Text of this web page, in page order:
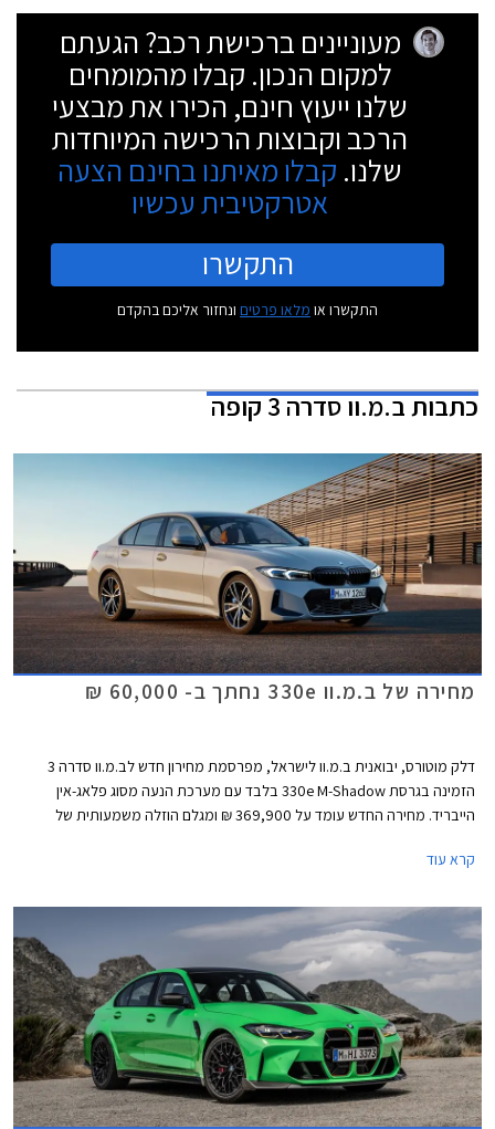
מעוניינים ברכישת רכב? הגעתם
למקום הנכון. קבלו מהמומחים
שלנו ייעוץ חינם, הכירו את מבצעי
הרכב וקבוצות הרכישה המיוחדות
שלנו. קבלו מאיתנו בחינם הצעה
אטרקטיבית עכשיו
התקשרו
התקשרו או מלאו פרטים ונחזור אליכם בהקדם
כתבותב.מ.וו סדרה 3 קופה
מחירה של ב.מ.וו 330e נחתך ב- 60,000 ₪
דלק מוטורס, יבואנית ב.מ.וו לישראל, מפרסמת מחירון חדש לב.מ.וו סדרה 3
הזמינה בגרסת 330e M-Shadow בלבד עם מערכת הנעה מסוג פלאג-אין
הייבריד. מחירה החדש עומד על 369,900 ₪ ומגלם הוזלה משמעותית של
קרא עוד